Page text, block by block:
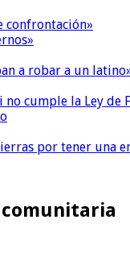
confrontación»
a robar a un
cumple la Ley de
por tener una